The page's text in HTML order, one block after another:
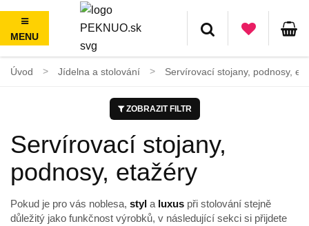
MENU
100 dní na vrácení, nad 1500 Kč doprava ZDARMA
Úvod Jídelna a stolování Servírovací stojany, podnosy,
ZOBRAZIT FILTR
Servírovací stojany,
podnosy, etažéry
Pokud je pro vás noblesa, styl a luxus při stolování stejně
důležitý jako funkčnost výrobků, v následující sekci si přijdete